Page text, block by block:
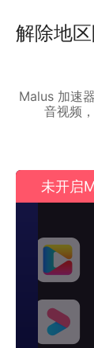
解除地
Malus 加速
音视频
未开启